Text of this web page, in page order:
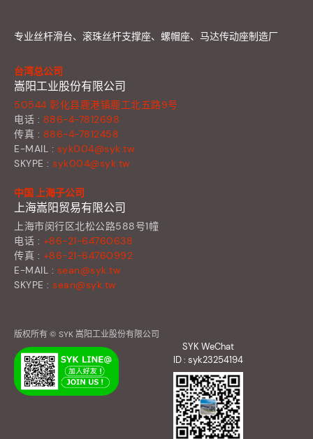
专业丝杆滑台、滚珠丝杆支撑座、螺帽座、马达传动座制造厂
台湾总公司
嵩阳工业股份有限公司
50544 彰化县鹿港镇鹿工北五路9号
电话 : 886-4-7812698
传真 : 886-4-7812458
E-MAIL : syk004@syk.tw
SKYPE : syk004@syk.tw
中国 上海子公司
上海嵩阳贸易有限公司
上海市闵行区北松公路588号1幢
电话 : +86-21-64760638
传真 : +86-21-64760992
E-MAIL : sean@syk.tw
SKYPE : sean@syk.tw
版权所有 © SYK 嵩阳工业股份有限公司
SYK WeChat
ID : syk23254194